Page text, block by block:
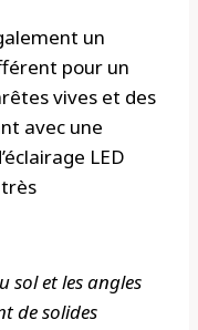
un
pour un
vives et des
avec une
LED
sol et les angles
de solides